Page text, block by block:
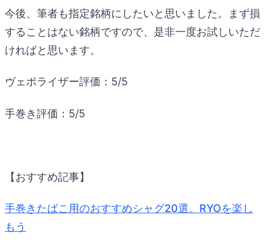
今後、筆者も指定銘柄にしたいと思いました。まず損
することはない銘柄ですので、是非一度お試しいただ
ければと思います。
ヴェポライザー評価：5/5
手巻き評価：5/5
【おすすめ記事】
手巻きたばこ用のおすすめシャグ20選。RYOを楽し
もう